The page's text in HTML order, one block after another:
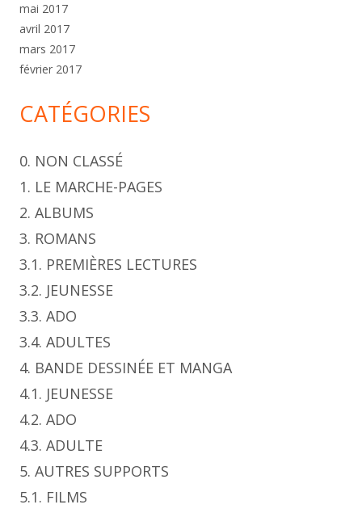
mai 2017
avril 2017
mars 2017
février 2017
CATÉGORIES
0. NON CLASSÉ
1. LE MARCHE-PAGES
2. ALBUMS
3. ROMANS
3.1. PREMIÈRES LECTURES
3.2. JEUNESSE
3.3. ADO
3.4. ADULTES
4. BANDE DESSINÉE ET MANGA
4.1. JEUNESSE
4.2. ADO
4.3. ADULTE
5. AUTRES SUPPORTS
5.1. FILMS